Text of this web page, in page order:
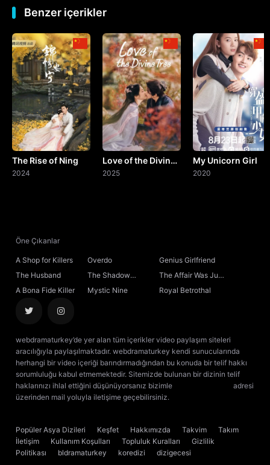
15. Bölüm
16. Bölüm
17. Bölüm
18. Bölüm
19. Bölüm
20. Bölüm
23. Bölüm
24. Bölüm
26. Bölüm
27. Bölüm
Benzer içerikler
The Rise of Ning
2024
Love of the Divine
Tree
2025
My Unicorn Girl
2020
Öne Çıkanlar
A Shop for Killers Overdo
Genius Girlfriend
The Husband
The Shadow
Sovereign
The Affair Was Just
the Beginning
A Bona Fide Killer Mystic Nine Royal Betrothal
webdramaturkey’de yer alan tüm içerikler video paylaşım siteleri
aracılığıyla paylaşılmaktadır. webdramaturkey kendi sunucularında
herhangi bir video içeriği barındırmadığından bu konuda bir telif hakkı
sorumluluğu kabul etmemektedir. Sitemizde bulunan bir dizinin telif
haklarınızı ihlal ettiğini düşünüyorsanız bizimle
adresi
üzerinden mail yoluyla iletişime geçebilirsiniz.
Popüler Asya Dizileri Keşfet Hakkımızda Takvim
Takım
İletişim
Kullanım Koşulları Topluluk Kuralları
Gizlilik
Politikası
bldramaturkey koredizi
dizigecesi